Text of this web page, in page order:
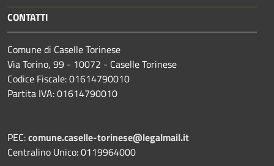
CONTATTI
Comune di Caselle Torinese
Via Torino, 99 - 10072 - Caselle Torinese
Codice Fiscale: 01614790010
Partita IVA: 01614790010
PEC:comune.caselle-torinese@legalmail.it
Centralino Unico: 0119964000